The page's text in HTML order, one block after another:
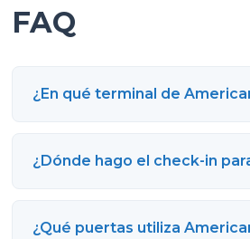
FAQ
¿En qué terminal de
¿Dónde hago el check-in
¿Qué puertas utiliza